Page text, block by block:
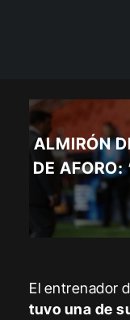
ALMIRÓN
DE AFORO:
El entrenador
tuvo una de